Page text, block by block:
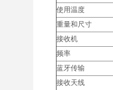
使用温度
重量和尺寸
接收机
频率
蓝牙传输
接收天线